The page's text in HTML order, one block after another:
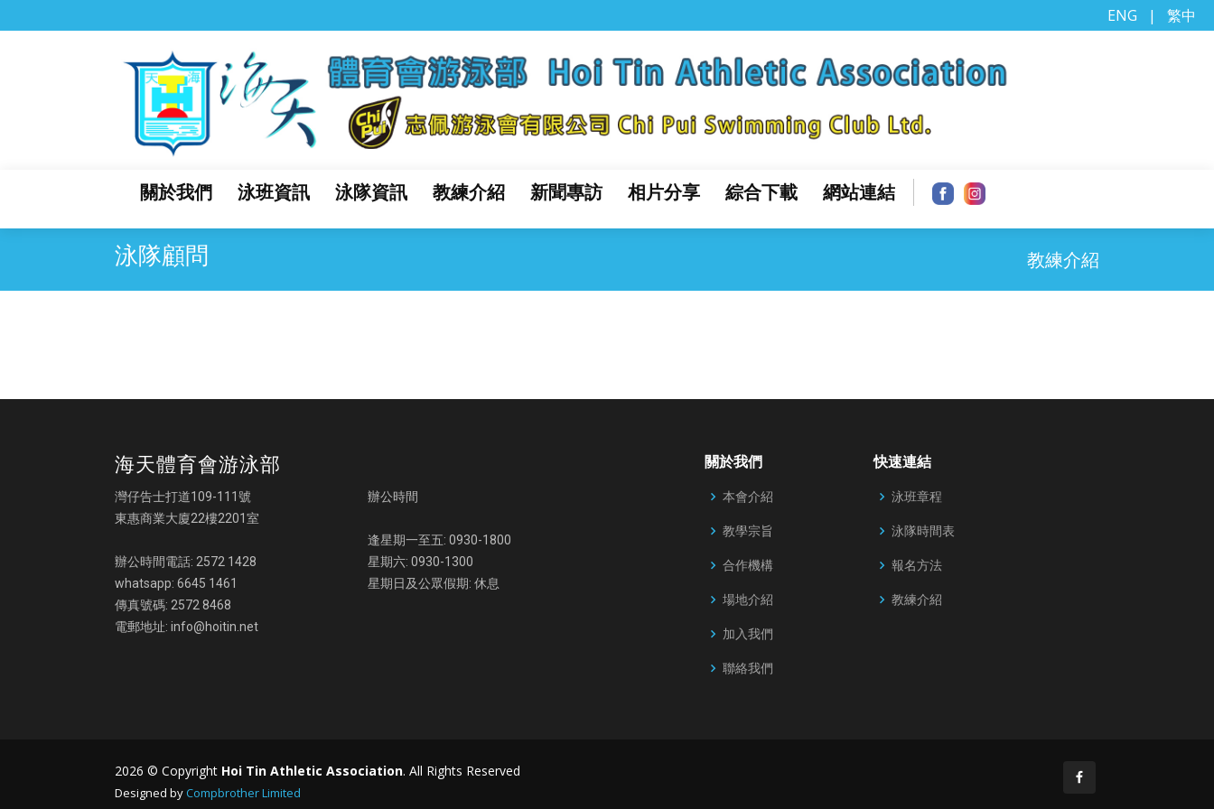
ENG | 繁中
關於我們 泳班資訊 泳隊資訊 教練介紹 新聞專訪 相片分享 綜合下載 網站連結
泳隊顧問 教練介紹
海天體育會游泳部
灣仔告士打道109-111號
東惠商業大廈22樓2201室
辦公時間電話: 2572 1428
whatsapp: 6645 1461
傳真號碼: 2572 8468
電郵地址: info@hoitin.net
辦公時間
逢星期一至五: 0930-1800
星期六: 0930-1300
星期日及公眾假期: 休息
關於我們
本會介紹
教學宗旨
合作機構
場地介紹
加入我們
聯絡我們
快速連結
泳班章程
泳隊時間表
報名方法
教練介紹
2026 © Copyright Hoi Tin Athletic Association. All Rights Reserved
Designed byCompbrother Limited